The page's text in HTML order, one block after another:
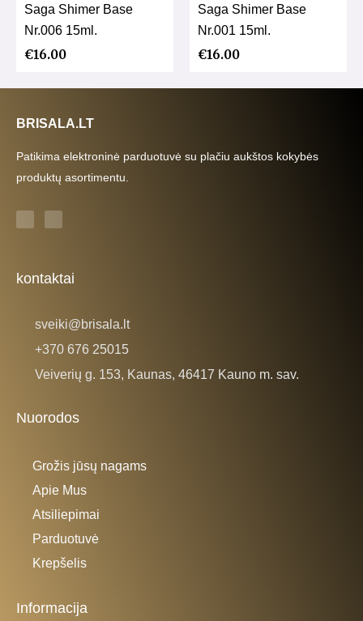
Saga Shimer Base
Nr.006 15ml.
€16.00
Saga Shimer Base
Nr.001 15ml.
€16.00
BRISALA.LT
Patikima elektroninė parduotuvė su plačiu aukštos kokybės
produktų asortimentu.
F
c
-
f
I
s
m
kontaktai
sveiki@brisala.lt
+370 676 25015
Veiverių g. 153, Kaunas, 46417 Kauno m. sav.
Nuorodos
Grožis jūsų nagams
Apie Mus
Atsiliepimai
Parduotuvė
Krepšelis
Informacija